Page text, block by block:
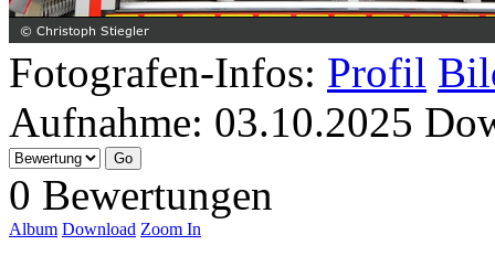
Fotografen-Infos: Profil
Aufnahme: 03.10.2025
0 Bewertungen
Album Download Zoom In